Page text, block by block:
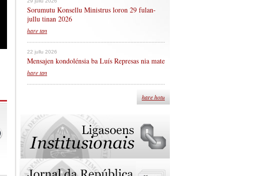
Sorumutu Konsellu Ministrus loron 29 fulan-
jullu tinan 2026
hare tan
22 jullu 2026
Mensajen kondolénsia ba Luís Represas nia mate
hare tan
hare hotu